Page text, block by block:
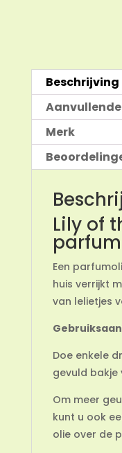
Beschrijving
Merk
Lily of
Een
huis verrijkt
van lelietjes
Doe enkele
gevuld bakje
Om meer
kunt u ook
olie over de